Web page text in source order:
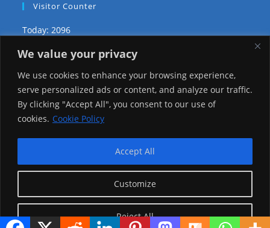
We value your privacy
We use cookies to enhance your browsing experience,
serve personalized ads or content, and analyze our traffic.
By clicking "Accept All", you consent to our use of
cookies. Cookie Policy
Customize
Reject All
Accept All
Visitor Counter
Today: 2096
Yesterday: 3735
This Week: 29694
This Month: 78967
1226786
Reserved.